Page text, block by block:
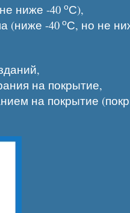
ниже -40 оС),
(ниже -40 оС, но не
на покрытие,
на покрытие